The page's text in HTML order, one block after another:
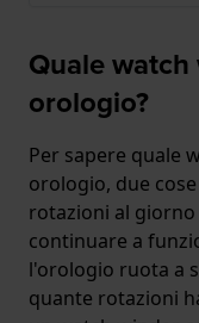
Quale
orologio?
Per sapere quale
orologio, due
rotazioni al
continuare a
l'orologio ruota a
quante rotazioni